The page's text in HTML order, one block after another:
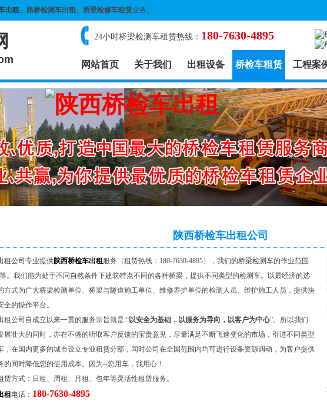
出租、路桥检测车出租、桥梁检修车租赁业务。
24小时桥梁检测车租赁热线： 180-7630-4895
网站首页 关于我们 出租设备 桥检车租赁 工程案
陕西桥检车出租公司
租公司 专业提供陕西桥检车出租服务（租赁热线：180-7630-4895），我们的桥梁检测车的作业范围
。我们能为处于不同自然条件下建筑特点不同的各种桥梁，提供不同类型的检测车。以最经济的选
方式为广大桥梁检测单位、桥梁与隧道施工单位、维修养护单位的检测人员、维护施工人员，提供快
全的操作平台。
租公司自成立以来一贯的服务宗旨就是:“以安全为基础，以服务为导向，以客户为中心”。所以我们
展壮大的同时，亦在不倦的听取客户反馈的宝贵意见，尽量满足不断飞速变化的市场，引进不同类型
，在国内更多的城市设立专业租赁分部，同时公司在全国范围内均可进行设备资源调动，为客户提供
的同时降低您的使用成本。因为--您用车，我用心！
赁方式：日租、周租、月租、包年等灵活性租赁服务。
租电话： 180-7630-4895